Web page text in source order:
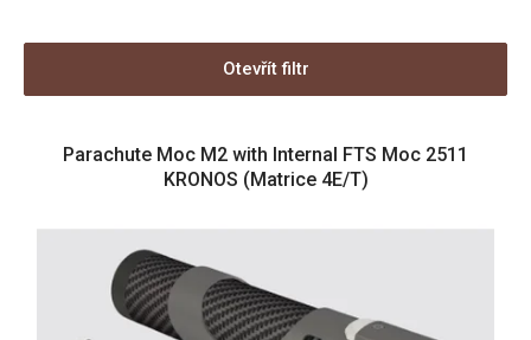
Otevřít filtr
Parachute Moc M2 with Internal FTS Moc 2511
KRONOS (Matrice 4E/T)